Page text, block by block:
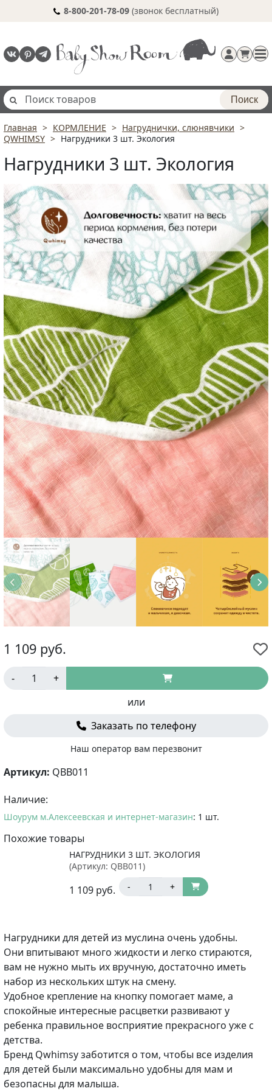
8-800-201-78-09 (звонок бесплатный)
Регистрация
Поиск
Главная КОРМЛЕНИЕ
Нагруднички, слюнявчики
QWHIMSY
Нагрудники 3 шт. Экология
Нагрудники 3 шт. Экология
1 109 руб.
-
+
или
Заказать по телефону
Наш оператор вам перезвонит
Артикул: QBB011
Наличие:
Шоурум м.Алексеевская и интернет-магазин: 1 шт.
Похожие товары
НАГРУДНИКИ 3 ШТ. ЭКОЛОГИЯ
(Артикул: QBB011)
1 109 руб. - +
Нагрудники для детей из муслина очень удобны.
Они впитывают много жидкости и легко стираются,
вам не нужно мыть их вручную, достаточно иметь
набор из нескольких штук на смену.
Удобное крепление на кнопку помогает маме, а
спокойные интересные расцветки развивают у
ребенка правильное восприятие прекрасного уже с
детства.
Бренд Qwhimsy заботится о том, чтобы все изделия
для детей были максимально удобны для мам и
безопасны для малыша.